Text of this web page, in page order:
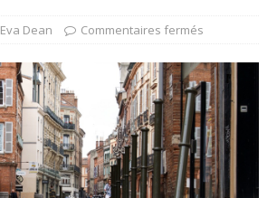
Eva Dean Commentaires fermés